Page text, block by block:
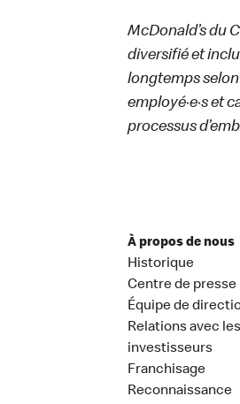
McDonald’s du
diversifié et
longtemps selon
employé·e·s et
processus
À propos de nous
Historique
Centre de presse
Équipe de
Relations avec les
investisseurs
Franchisage
Reconnaissance